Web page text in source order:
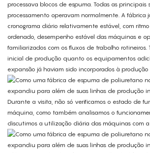
processava blocos de espuma. Todas as principais
processamento operavam normalmente. A fábrica
cronograma diário relativamente estável, com
ordenado, desempenho estável das máquinas e
familiarizados com os fluxos de trabalho rotineiros.
inicial de produção quanto os equipamentos
expansão já haviam sido incorporados à produção
Durante a visita, não só verificamos o estado de
máquina, como também analisamos o
discutimos a utilização diária das máquinas com